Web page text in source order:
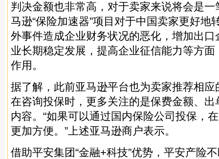
判决金额也非常高，对于卖家来说将会是
马逊“保险加速器”项目对于中国卖家更好地
外事件造成企业财务状况的恶化，增加出
业长期稳定发展，提高企业征信能力等方
作用。
据了解，此前亚马逊平台也为卖家推荐相
在咨询投保时，更多关注的是保费金额、
内容。“如果可以通过国内保险公司投保，
更加方便。”上述亚马逊商户表示。
借助平安集团“金融+科技”优势，平安产险